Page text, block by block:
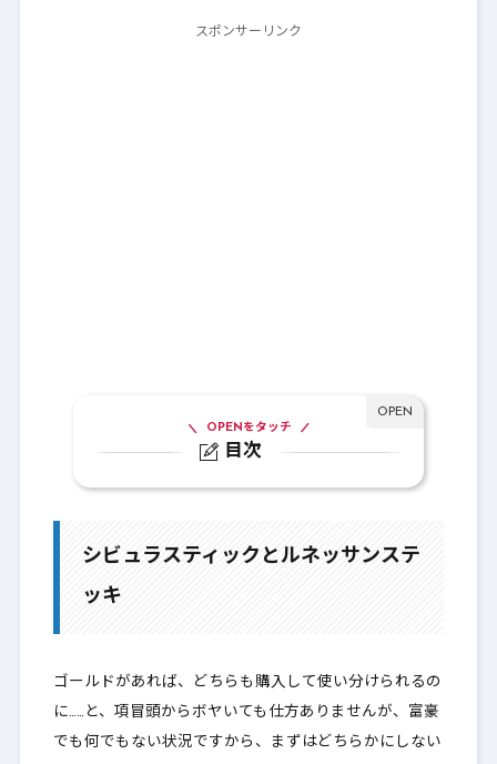
スポンサーリンク
目次
OPENをタッチ
1-1. ルネッサンステッキ
2. バザー絞り込み選定基準
2-1. 錬金効果おすすめ
シビュラスティックとルネッサンステ
ッキ
ゴールドがあれば、どちらも購入して使い分けられるの
に……と、項冒頭からボヤいても仕方ありませんが、富豪
でも何でもない状況ですから、まずはどちらかにしない